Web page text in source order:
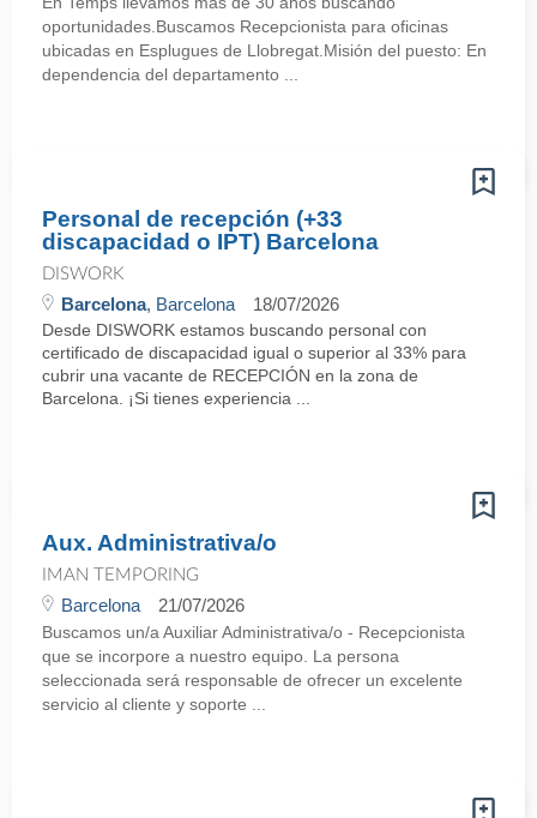
oportunidades.Buscamos Recepcionista para oficinas
ubicadas en Esplugues de Llobregat.Misión del puesto: En
dependencia del departamento ...
Personal de recepción (+33
discapacidad o IPT) Barcelona
DISWORK
Barcelona, Barcelona 18/07/2026
Desde DISWORK estamos buscando personal con
certificado de discapacidad igual o superior al 33% para
cubrir una vacante de RECEPCIÓN en la zona de
Barcelona. ¡Si tienes experiencia ...
Aux. Administrativa/o
IMAN TEMPORING
Barcelona 21/07/2026
Buscamos un/a Auxiliar Administrativa/o - Recepcionista
que se incorpore a nuestro equipo. La persona
seleccionada será responsable de ofrecer un excelente
servicio al cliente y soporte ...